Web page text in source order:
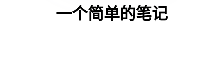
一个简单的笔记